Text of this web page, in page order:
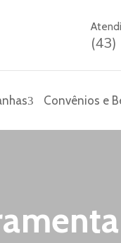
Convênios e